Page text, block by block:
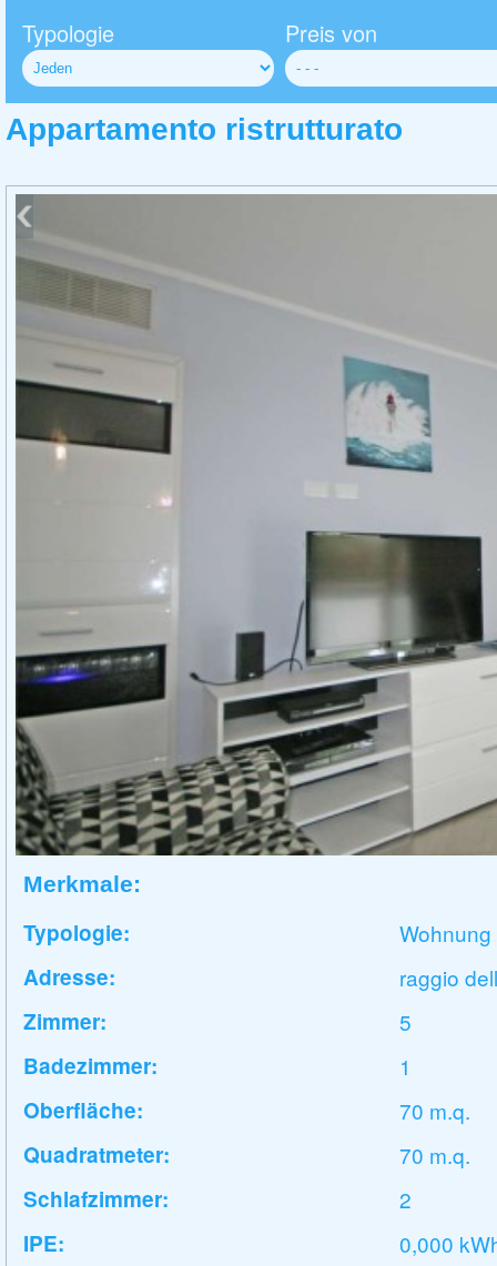
Typologie Preis von
Appartamento ristrutturato
Merkmale:
Typologie:
Wohnung
Adresse:
raggio
Zimmer:
5
Badezimmer:
1
Oberfläche:
70 m.q.
Quadratmeter:
70 m.q.
Schlafzimmer:
2
IPE:
0,000